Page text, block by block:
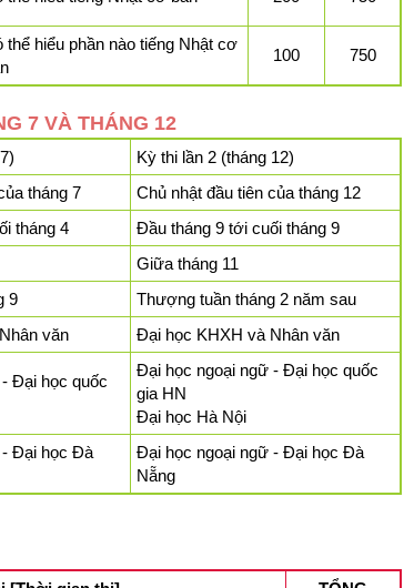
thể hiểu phần nào tiếng Nhật cơ
100 750
7 VÀ THÁNG 12
Kỳ thi lần 2 (tháng 12)
tháng 7
Chủ nhật đầu tiên của tháng 12
tháng 4
Đầu tháng 9 tới cuối tháng 9
Giữa tháng 11
9
Thượng tuần tháng 2 năm sau
văn Đại học KHXH và Nhân văn
Đại học quốc
Đại học ngoại ngữ - Đại học quốc
gia HN
Đại học Hà Nội
Đại học Đà
Đại học ngoại ngữ - Đại học Đà
Nẵng